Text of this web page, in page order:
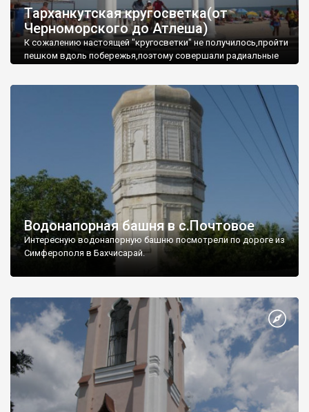
Тарханкутская кругосветка(от
Черноморского до Атлеша)
К сожалению настоящей "кругосветки" не получилось,пройти
пешком вдоль побережья,поэтому совершали радиальные
Водонапорная башня в с.Почтовое
Интересную водонапорную башню посмотрели по дороге из
Симферополя в Бахчисарай.